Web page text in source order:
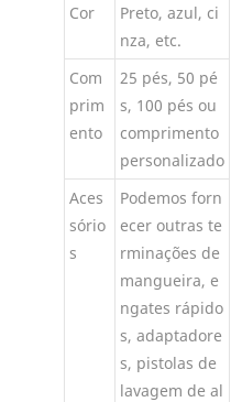
Cor
Preto, azul, ci
nza, etc.
Com
prim
ento
25 pés, 50 pé
s, 100 pés ou
comprimento
personalizado
Aces
sório
s
Podemos forn
ecer outras te
rminações de
mangueira, e
ngates rápido
s, adaptadore
s, pistolas de
lavagem de al